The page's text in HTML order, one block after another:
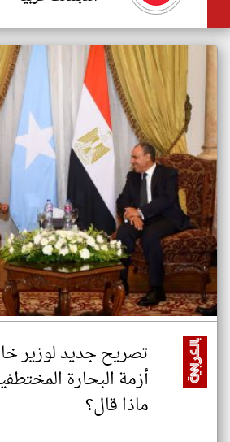
تصريح جديد لوزير
أزمة البحارة
ماذا قال؟